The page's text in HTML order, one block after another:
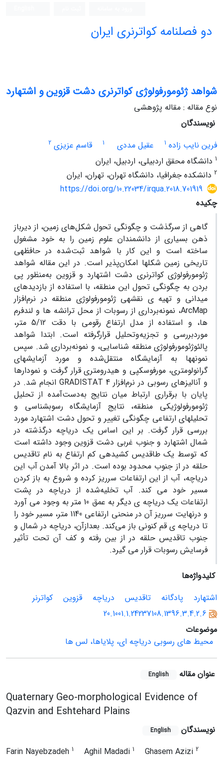
دو فصلنامه کواترنری ایران
شواهد ژئومورفولوژی کواترنری دشت قزوین و اشتهارد
نوع مقاله : مقاله پژوهشی
نویسندگان
فرین نایب زاده 1 عقیل مددی 1 قاسم عزیزی 2
1 دانشگاه محقق اردبیلی، اردبیل، ایران
2 دانشکده جغرافیا، دانشگاه تهران، تهران، ایران
https://doi.org/10.22034/irqua.2018.701919
چکیده
گاهی از سرگذشت و چگونگی تحول شکل‌های زمین، از دیرباز
ذهن بسیاری از دانشمندان علوم زمین را به خود مشغول
ساخته است و این کار با شواهد ثبت‌شده در حافظه­ی
تاریخی زمین شکل­ها امکان‌پذیر است. در این مقاله شواهد
ژئومورفولوژی کواترنری دشت اشتهارد و قزوین به‌منظور پی
بردن به چگونگی تحول این منطقه، با استفاده از بازدیدهای
میدانی و تهیه­ ی نقشه­ی ژئومورفولوژی منطقه در نرم‌افزار
ArcMap، نمونه‌برداری از رسوبات از محل ترانشه ­ها و لندفرم
ها، و استفاده از مدل ارتفاع رقومی با دقت 5/12 متر،
موردبررسی و تجزیه‌وتحلیل قرارگرفته است. ابتدا شواهد
پالئوژئومورفولوژی منطقه شناسایی، و نمونه‌برداری شد. سپس
نمونه­ها به آزمایشگاه منتقل‌شده و مورد آزمایش­های
گرانولومتری، مورفوسکپی و هیدرومتری قرار گرفت و نمودارها
و آنالیزهای رسوبی در نرم‌افزار GRADISTAT 4 انجام شد. در
پایان با برقراری ارتباط میان نتایج به‌دست‌آمده از تحلیل
ژئومورفولوژیکی منطقه، نتایج آزمایشگاه رسوب­شناسی و
تحلیل­های ارتفاعی چگونگی تغییر و تحول دشت اشتهارد مورد
بررسی قرار گرفت. بر این اساس یک دریاچه درگذشته در
شمال اشتهارد و جنوب غربی دشت قزوین وجود داشته است
که توسط یک طاقدیس کشیده­ی کم ارتفاع به نام تاقدیس
حلقه ­در از جنوب محدود بوده است. در اثر بالا آمدن آب این
دریاچه، آب از این ارتفاعات سرریز کرده و شروع به باز کردن
مسیر خود می­ کند. آب تخلیه‌شده از دریاچه در پشت
ارتفاعات یک دریاچه ­ی دیگر به عمق 10 متر به وجود می­ آورد
و درنهایت سرریز آن در منحنی ارتفاعی 1140 متر، مسیر خود را
تا دریاچه­ ی قم کنونی باز می‌کند. بعدازآن، دریاچه در شمال و
جنوب تاقدیس حلقه ­در از بین رفته و کف آن تحت تأثیر
فرسایش رسوبات قرار می­ گیرد.
کلیدواژه‌ها
اشتهارد
پادگانه تاقدیس دریاچه قزوین
کواترنر
20.1001.1.24237108.1396.3.4.2.6
موضوعات
محیط های رسوبی دریاچه ای، پلایاها، لس ها
عنوان مقاله English
Quaternary Geo-morphological Evidence of
Qazvin and Eshtehard Plains
نویسندگان English
Farin Nayebzadeh 1 Aghil Madadi 1 Ghasem Azizi 2